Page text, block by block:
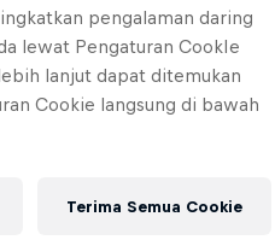
pengalaman daring
lewat Pengaturan CookIe
lanjut dapat ditemukan
Cookie langsung di bawah
Terima Semua Cookie